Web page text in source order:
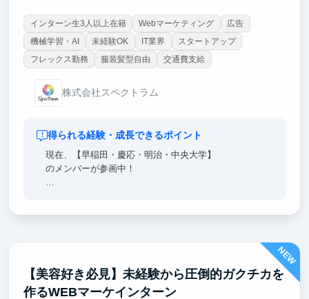
インターン生3人以上在籍 Webマーケティング
広告
機械学習・AI
未経験OK IT業界
スタートアップ
フレックス勤務
服装髪型自由 交通費支給
株式会社スペクトラム
得られる経験・成長できるポイント
現在、【早稲田・慶応・明治・中央大学】
のメンバーが参画中！
⭐ 一気通貫のPDCA
自分で考えたものが、実際に誰かの心を動かし、利益
として結果が出る喜びを体感できます。
NEW
【美容好き必見】未経験から圧倒的ガクチカを
作るWEBマーケインターン